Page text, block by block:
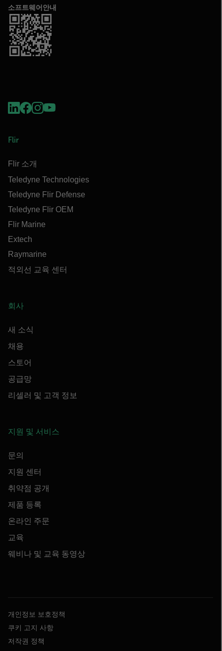
소프트웨어안내
Flir
Flir 소개
Teledyne Technologies
Teledyne Flir Defense
Teledyne Flir OEM
Flir Marine
Extech
Raymarine
적외선 교육 센터
회사
새 소식
채용
스토어
공급망
리셀러 및 고객 정보
지원 및 서비스
문의
지원 센터
취약점 공개
제품 등록
온라인 주문
교육
웨비나 및 교육 동영상
개인정보 보호정책
쿠키 고지 사항
저작권 정책